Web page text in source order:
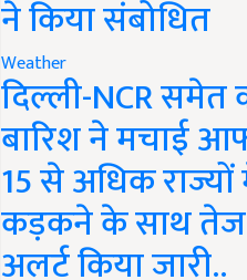
ने किया संबोधित
Weather
दिल्ली-NCR समेत
बारिश ने मचाई
15 से अधिक
कड़कने के साथ तेज
अलर्ट किया जारी..